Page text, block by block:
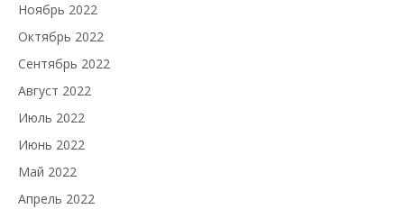
Ноябрь 2022
Октябрь 2022
Сентябрь 2022
Август 2022
Июль 2022
Июнь 2022
Май 2022
Апрель 2022